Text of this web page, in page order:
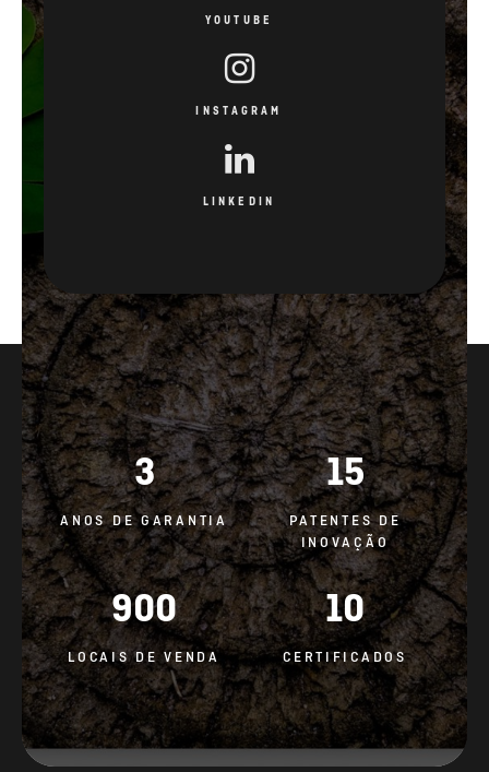
YOUTUBE
INSTAGRAM
LINKEDIN
3
ANOS DE GARANTIA
15
PATENTES DE
INOVAÇÃO
900
LOCAIS DE VENDA
10
CERTIFICADOS